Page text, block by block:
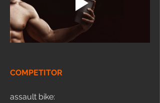
COMPETITOR
assault bike: